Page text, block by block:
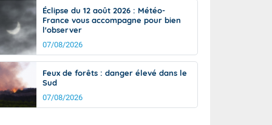
de
Bulletins Marine
Bulletins d'estimation du risque
d'avalanche
Météo des forêts
Vigicrues
Éclipse du 12 août 2026 : Météo-
France vous accompagne pour bien
l'observer
07/08/2026
Feux de forêts : danger élevé dans le
Sud
07/08/2026